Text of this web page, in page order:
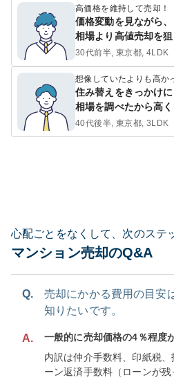
高価格を維持して売却！
価格変動を見ながら、
相場より高値売却を
30代前半, 東京都, 4LDK
想像していたよりも高か
住み替えをきっかけに
相場を調べたから高
40代後半, 東京都, 3LDK
心配ごとをなくして、次のステ
マンション売却のQ&A
Q.
売却にかかる費用の目安
知りたいです。
A.
一般的に売却価格の4％程度
内訳は仲介手数料、印紙税
ーン返済手数料（ローンが